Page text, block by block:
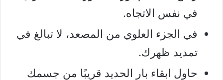
في نفس الاتجاه.
في الجزء العلوي من المصعد، لا تبالغ في
تمديد ظهرك.
حاول ابقاء بار الحديد قريبًا من جسمك